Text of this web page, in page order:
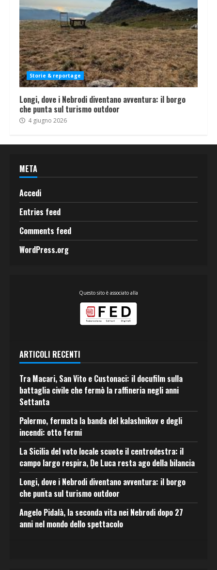
Storie & reportage
Longi, dove i Nebrodi diventano avventura: il borgo
che punta sul turismo outdoor
4 giugno 2026
META
Accedi
Entries feed
Comments feed
WordPress.org
Questo sito è associato alla
ARTICOLI RECENTI
Tra Macari, San Vito e Custonaci: il docufilm sulla
battaglia civile che fermò la raffineria negli anni
Settanta
Palermo, fermata la banda del kalashnikov e degli
incendi: otto fermi
La Sicilia del voto locale scuote il centrodestra: il
campo largo respira, De Luca resta ago della bilancia
Longi, dove i Nebrodi diventano avventura: il borgo
che punta sul turismo outdoor
Angelo Pidalà, la seconda vita nei Nebrodi dopo 27
anni nel mondo dello spettacolo